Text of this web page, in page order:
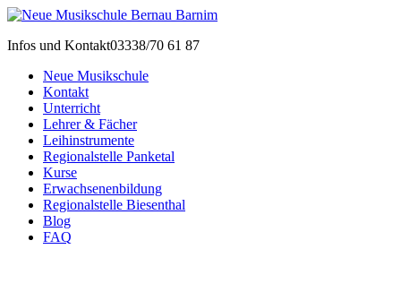
Infos und Kontakt03338/70 61 87
Neue Musikschule
Kontakt
Unterricht
Lehrer & Fächer
Leihinstrumente
Regionalstelle Panketal
Kurse
Erwachsenenbildung
Regionalstelle Biesenthal
Blog
FAQ